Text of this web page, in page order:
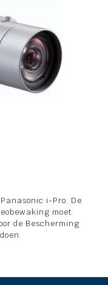
i-Pro. De
moet
de Bescherming